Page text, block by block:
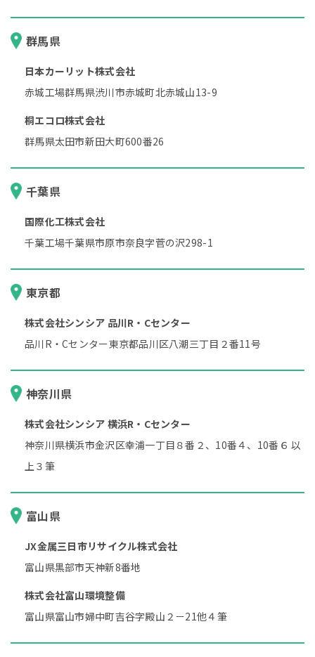
群馬県
日本カーリット株式会社
赤城工場群馬県渋川市赤城町北赤城山13-9
桐エコロ株式会社
群馬県太田市新田大町600番26
千葉県
国際化工株式会社
千葉工場千葉県市原市奈良字菅の沢298-1
東京都
株式会社シンシア 品川R・Cセンター
品川R・Cセンター東京都品川区八潮三丁目２番11号
神奈川県
株式会社シンシア 横浜R・Cセンター
神奈川県横浜市金沢区幸浦一丁目８番２、10番４、10番６ 以
上３筆
富山県
JX金属三日市リサイクル株式会社
富山県黒部市天神新8番地
株式会社富山環境整備
富山県富山市婦中町吉谷字殿山２－21他４筆